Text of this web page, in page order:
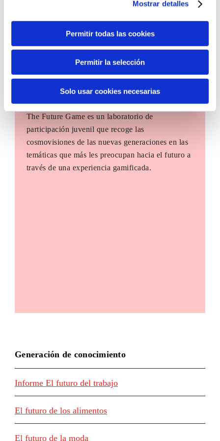
Mostrar detalles
Permitir todas las cookies
Permitir la selección
Solo usar cookies necesarias
The Future Game
The Future Game es un laboratorio de
participación juvenil que recoge las
cosmovisiones de las nuevas generaciones en las
temáticas que más les preocupan hacia el futuro a
través de una experiencia gamificada.
Generación de conocimiento
Informe El futuro del trabajo
El futuro de los alimentos
El futuro de la moda